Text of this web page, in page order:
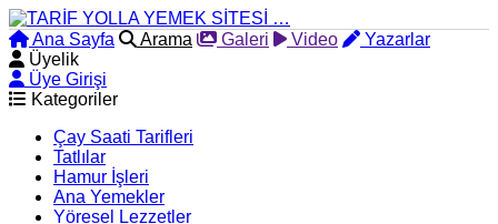
Ana Sayfa Arama Galeri Video
Yazarlar
Üyelik
Üye Girişi
Kategoriler
Çay Saati Tarifleri
Tatlılar
Hamur İşleri
Ana Yemekler
Yöresel Lezzetler